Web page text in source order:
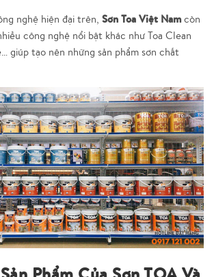
nghệ hiện đại trên, Sơn Toa Việt Namcòn
công nghệ nổi bật khác như Toa Clean
giúp tạo nên những sản phẩm sơn chất